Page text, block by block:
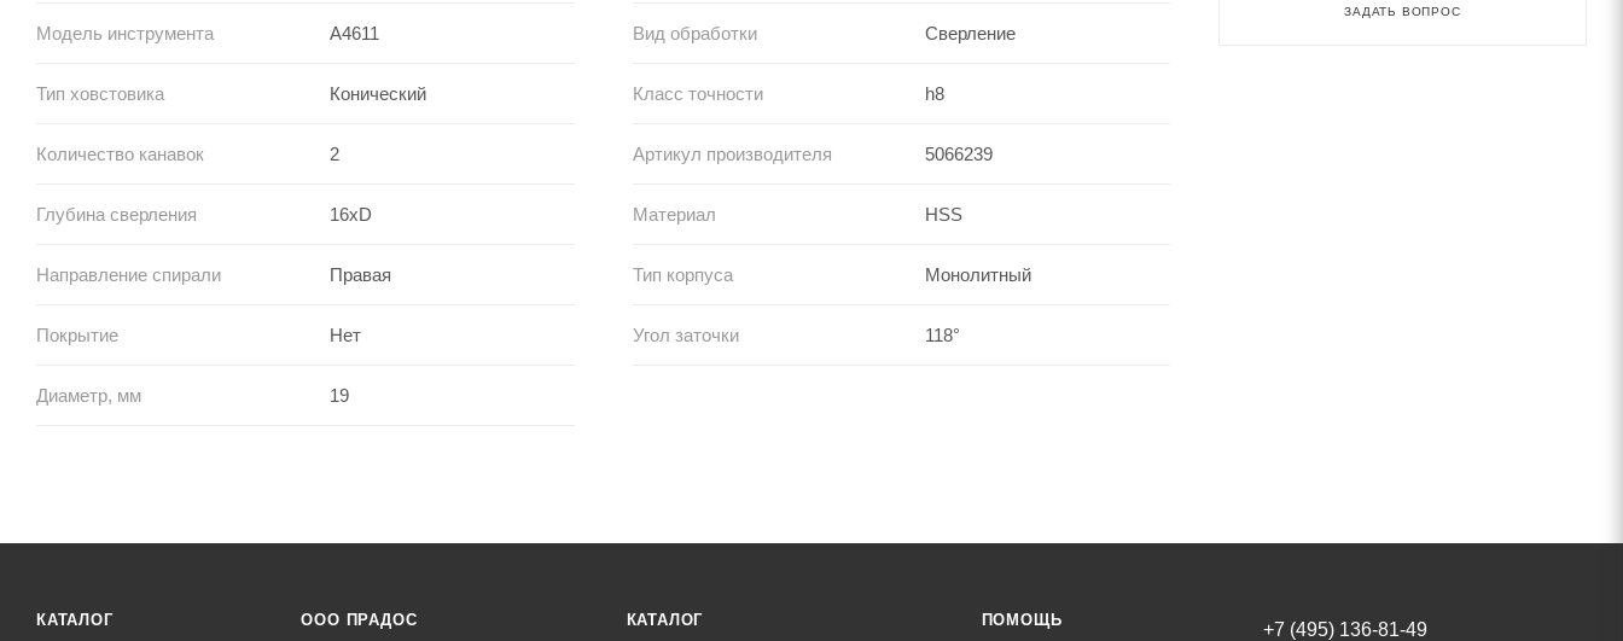
Модель инструмента A4611 Вид обработки Сверление
Тип ховстовика Конический Класс точности h8
Количество канавок 2 Артикул производителя 5066239
Глубина сверления 16xD Материал HSS
Направление спирали Правая Тип корпуса Монолитный
Покрытие Нет Угол заточки 118°
Диаметр, мм 19
ЗАДАТЬ ВОПРОС
КАТАЛОГ ООО ПРАДОС КАТАЛОГ ПОМОЩЬ +7 (495) 136-81-49